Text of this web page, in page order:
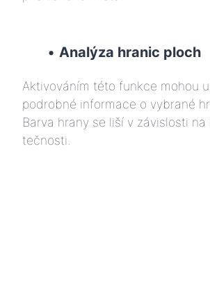
• Analýza hranic ploch
Aktivováním této funkce mohou
podrobné informace o vybrané
Barva hrany se liší v závislosti
tečnosti.